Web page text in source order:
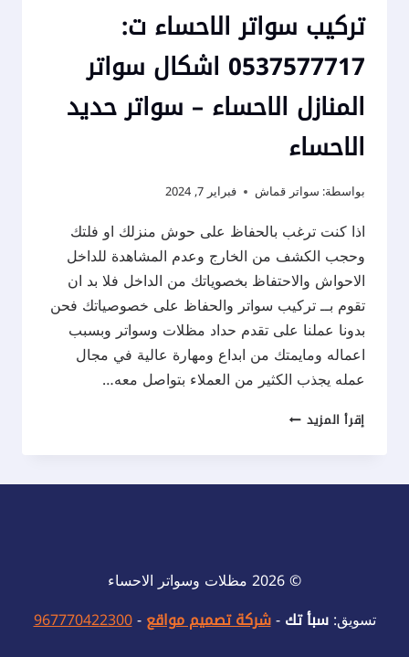
تركيب سواتر الاحساء ت:
0537577717 اشكال سواتر
المنازل الاحساء – سواتر حديد
الاحساء
بواسطة: سواتر قماش فبراير 7, 2024
اذا كنت ترغب بالحفاظ على حوش منزلك او فلتك
وحجب الكشف من الخارج وعدم المشاهدة للداخل
الاحواش والاحتفاظ بخصوياتك من الداخل فلا بد ان
تقوم بــ تركيب سواتر والحفاظ على خصوصياتك فحن
بدونا عملنا على تقدم حداد مظلات وسواتر وبسبب
اعماله ومايمتك من ابداع ومهارة عالية في مجال
عمله يجذب الكثير من العملاء بتواصل معه…
إقرأ المزيدتركيب
ت:
المنازل
الاحساء
© 2026 مظلات وسواتر الاحساء
تسويق:سبأ تك-شركة تصميم مواقع-
967770422300